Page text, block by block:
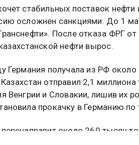
стабильных поставок нефти
осложнен санкциями. До 1
После отказа ФРГ
нефти вырос.
Германия получала из РФ
отправил 2,1
Венгрии и Словакии, лишив их
прокачку в Германию по
около 260 тысяч